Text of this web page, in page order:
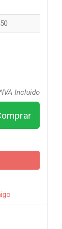
*IVA Incluido